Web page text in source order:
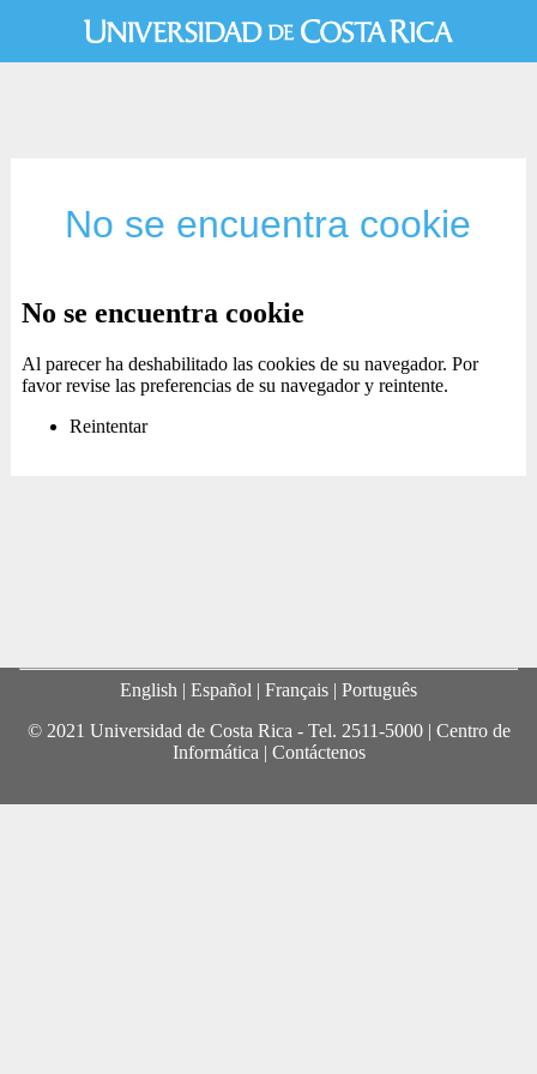
No se encuentra cookie
No se encuentra cookie
Al parecer ha deshabilitado las cookies de su navegador. Por
favor revise las preferencias de su navegador y reintente.
Reintentar
English | Español | Français | Português
© 2021 Universidad de Costa Rica - Tel. 2511-5000| Centro de
Informática | Contáctenos